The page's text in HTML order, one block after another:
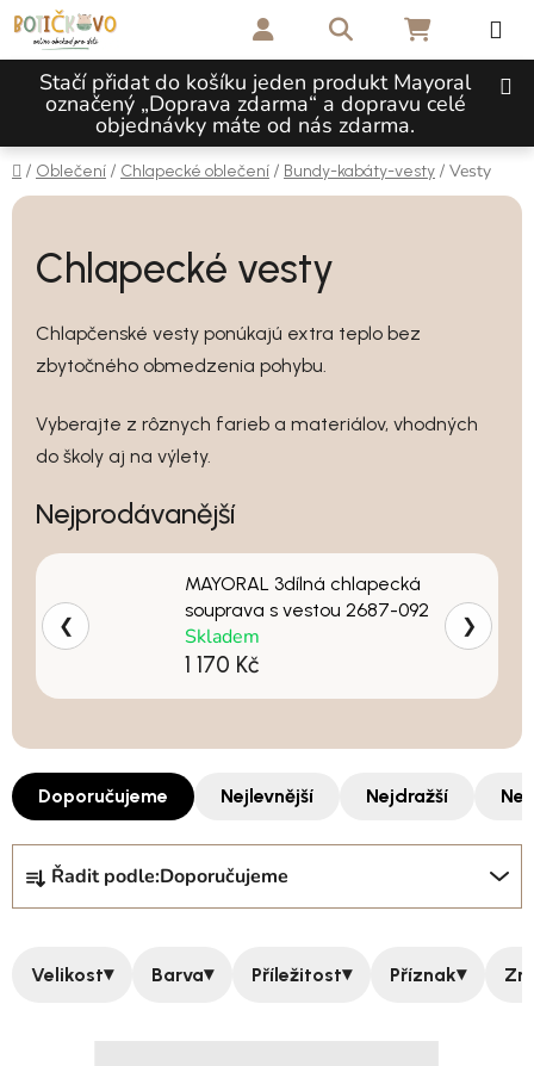
Přejít na obsah
Stačí přidat do košíku jeden produkt Mayoral
označený „Doprava zdarma“ a dopravu celé
objednávky máte od nás zdarma.
Hledat NÁKUPNÍ
Domů
/ Oblečení / Chlapecké oblečení / Bundy-kabáty-vesty / Vesty
Chlapecké vesty
Chlapčenské vesty ponúkajú extra teplo bez
zbytočného obmedzenia pohybu.
Vyberajte z rôznych farieb a materiálov, vhodných
do školy aj na výlety.
Nejprodávanější
MAYORAL 3dílná chlapecká
souprava s vestou 2687-092
Skladem
1 170 Kč
❮ ❯
Doporučujeme Nejlevnější Nejdražší
Řazení produktů
Řadit podle:Doporučujeme
Velikost▾ Barva▾ Příležitost▾ Příznak▾